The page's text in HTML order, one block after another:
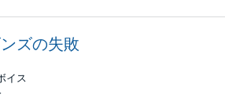
ズの失敗
イス